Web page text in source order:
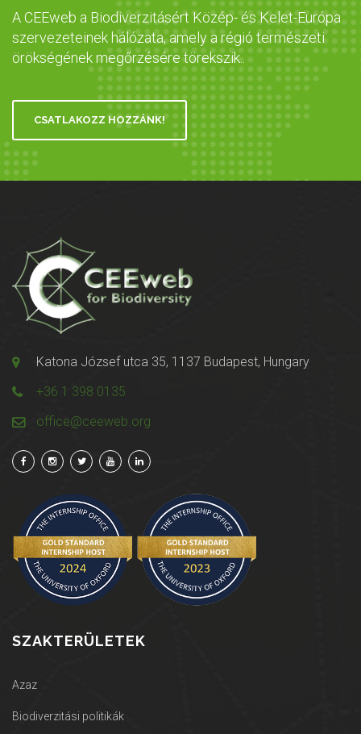
A CEEweb a Biodiverzitásért Közép- és Kelet-Európa
szervezeteinek hálózata, amely a régió természeti
örökségének megőrzésére törekszik..
CSATLAKOZZ HOZZÁNK!
Katona József utca 35, 1137 Budapest, Hungary
+36 1 398 0135
office@ceeweb.org
SZAKTERÜLETEK
Azaz
Biodiverzitási politikák